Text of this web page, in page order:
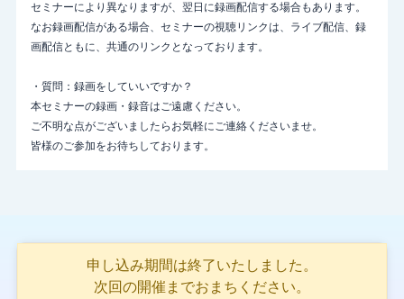
セミナーにより異なりますが、翌日に録画配信する場合もあります。
なお録画配信がある場合、セミナーの視聴リンクは、ライブ配信、録
画配信ともに、共通のリンクとなっております。
・質問：録画をしていいですか？
本セミナーの録画・録音はご遠慮ください。
ご不明な点がございましたらお気軽にご連絡くださいませ。
皆様のご参加をお待ちしております。
申し込み期間は終了いたしました。
次回の開催までおまちください。